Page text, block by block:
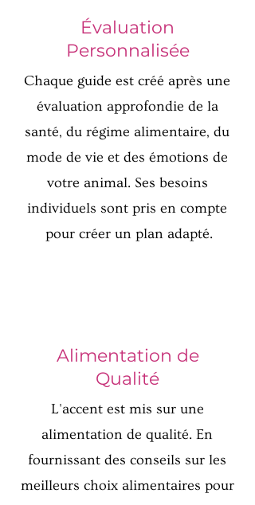
Évaluation
Personnalisée
Chaque guide est créé après une
évaluation approfondie de la
santé, du régime alimentaire, du
mode de vie et des émotions de
votre animal. Ses besoins
individuels sont pris en compte
pour créer un plan adapté.
Alimentation de
Qualité
L'accent est mis sur une
alimentation de qualité. En
fournissant des conseils sur les
meilleurs choix alimentaires pour